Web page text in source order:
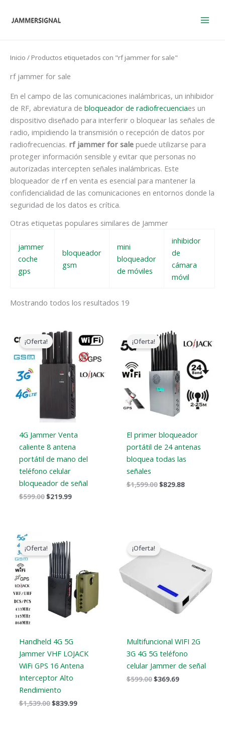
Inicio / Productos etiquetados con "rf jammer for sale"
rf jammer for sale
En el campo de las comunicaciones inalámbricas, un inhibidor
de RF, abreviatura de bloqueador de radiofrecuenciaes un
dispositivo diseñado para interferir o bloquear las señales de
radio, impidiendo la transmisión o recepción de datos por
radiofrecuencias. rf jammer for sale puede utilizarse para
proteger información sensible y evitar que personas no
autorizadas intercepten señales inalámbricas. Este
bloqueador de rf en venta es esencial para mantener la
confidencialidad de las comunicaciones en entornos donde la
seguridad de los datos es crítica.
Otras etiquetas populares similares de Jammer
jammer
coche
gps
bloqueador
gsm
mini
bloqueador
de móviles
inhibidor
de
cámara
móvil
Mostrando todos los resultados 19
¡Oferta!
4G Jammer Venta
caliente 8 antena
portátil de mano del
teléfono celular
bloqueador de señal
$599.00
precio
original
era:
$599.00.
$219.99
precio
actual
es:
$219.99.
¡Oferta!
El primer bloqueador
portátil de 24 antenas
bloquea todas las
señales
$1,599.00
precio
original
era:
$1,599.00.
$829.88
precio
actual
$829.88.
¡Oferta!
Handheld 4G 5G
Jammer VHF LOJACK
WiFi GPS 16 Antena
Interceptor Alto
Rendimiento
$1,539.00
precio
original
era:
$1,539.00.
$839.99
$839.99.
¡Oferta!
Multifuncional WIFI 2G
3G 4G 5G teléfono
celular Jammer de señal
$599.00
original
$369.69
es:
$369.69.